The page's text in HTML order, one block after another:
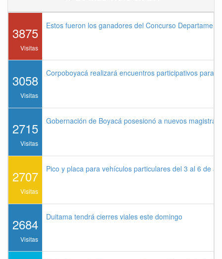
3875
Visitas
Estos fueron los ganadores del Concurso
3058
Visitas
Corpoboyacá realizará encuentros participativos para
2715
Visitas
Gobernación de Boyacá posesionó a nuevos
2707
Visitas
Pico y placa para vehículos particulares del 3 al 6 de
2684
Visitas
Duitama tendrá cierres viales este domingo